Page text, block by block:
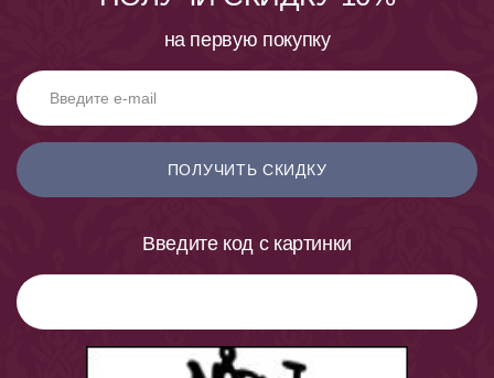
на первую покупку
ПОЛУЧИТЬ СКИДКУ
Введите код с картинки